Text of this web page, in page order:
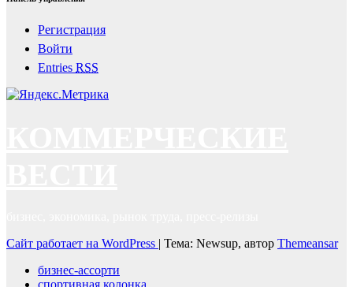
Регистрация
Войти
Entries RSS
Сайт работает на WordPress | Тема: Newsup, автор Themeansar
бизнес-ассорти
спортивная колонка